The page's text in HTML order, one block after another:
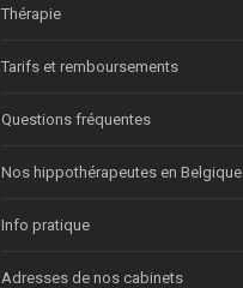
Thérapie
Tarifs et remboursements
Questions fréquentes
Nos hippothérapeutes en Belgique
Info pratique
Adresses de nos cabinets